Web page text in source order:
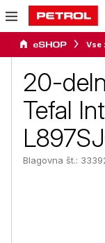
20-
Tefal
Blagovna št.: